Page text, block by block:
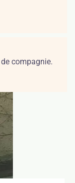
compagnie.